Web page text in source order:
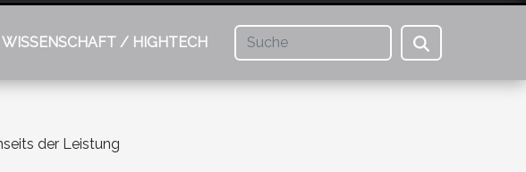
WISSENSCHAFT / HIGHTECH
der Leistung